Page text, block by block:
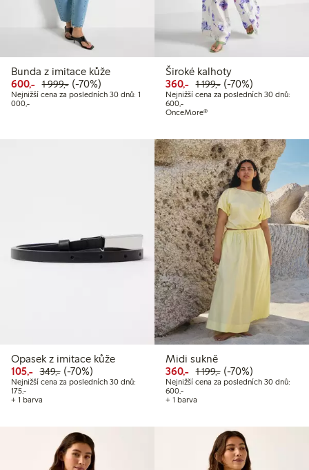
Bunda z imitace kůže
600,- Snížená cena: 600,00 Kč
1 999,-Běžná cena: 1 999,00 Kč
70% sleva
(-70%)
Nejnižší cena za posledních 30 dnů: 1
000,-Nejnižší cena za posledních 30 dnů: 1 000,00 Kč
Široké kalhoty
360,- Snížená cena: 360,00 Kč
1 199,-Běžná cena: 1
70% sleva
(-70%)
Nejnižší cena za posledních 30 dnů:
600,-Nejnižší cena za posledních 30
OnceMore®
Opasek z imitace kůže
105,- Snížená cena: 105,00 Kč
349,-Běžná cena: 349,00 Kč
70% sleva
(-70%)
Nejnižší cena za posledních 30 dnů:
175,-Nejnižší cena za posledních 30 dnů: 175,00 Kč
+ 1 barva
Midi sukně
360,- Snížená cena: 360,00 Kč
1 199,-Běžná cena: 1
70% sleva
(-70%)
Nejnižší cena za posledních 30 dnů:
600,-Nejnižší cena za posledních 30
+ 1 barva